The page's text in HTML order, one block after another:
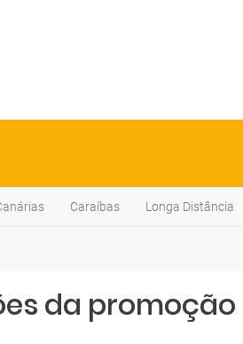
Caraíbas Longa Distância
da promoção